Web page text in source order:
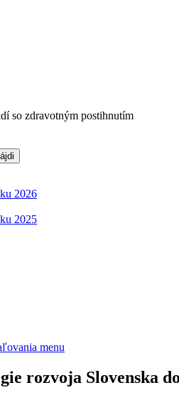
so zdravotným postihnutím
2026
2025
menu
rozvoja Slovenska